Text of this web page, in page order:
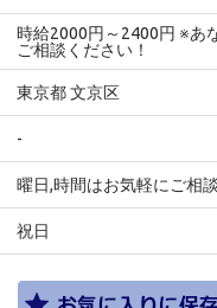
時給2000円～2400円 ※あ
ご相談ください！
東京都 文京区
-
曜日,時間はお気軽にご相
祝日